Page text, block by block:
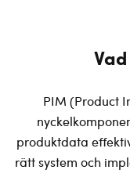
PIM (Product
produktdata
rätt system och